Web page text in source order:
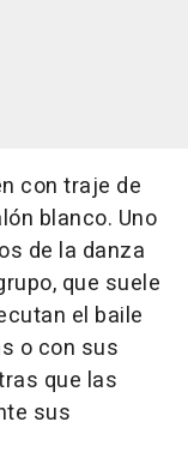
con traje de
blanco. Uno
de la danza
que suele
el baile
o con sus
que las
sus